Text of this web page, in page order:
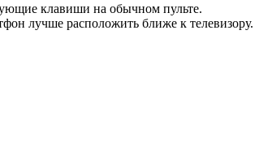
клавиши на обычном пульте.
лучше расположить ближе к телевизору.